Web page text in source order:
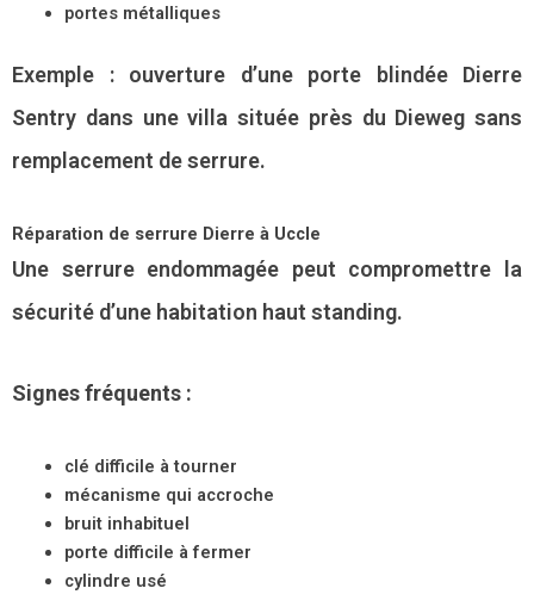
portes métalliques
Exemple : ouverture d’une porte blindée Dierre
Sentry dans une villa située près du Dieweg sans
remplacement de serrure.
Réparation de serrure Dierre à Uccle
Une serrure endommagée peut compromettre la
sécurité d’une habitation haut standing.
Signes fréquents :
clé difficile à tourner
mécanisme qui accroche
bruit inhabituel
porte difficile à fermer
cylindre usé